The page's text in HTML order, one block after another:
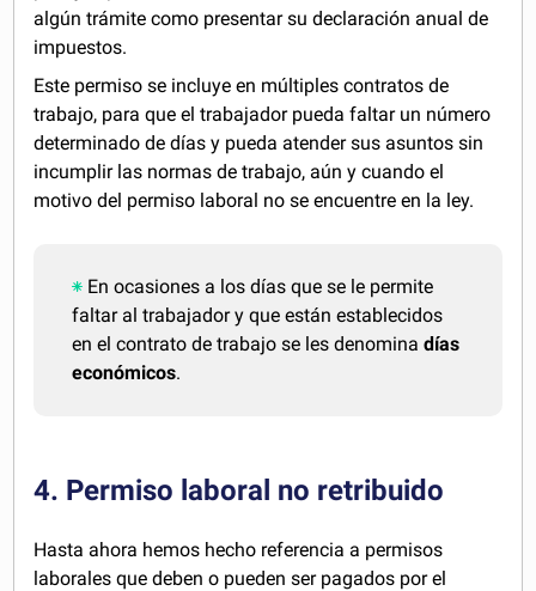
algún trámite como presentar su declaración anual de
impuestos.
Este permiso se incluye en múltiples contratos de
trabajo, para que el trabajador pueda faltar un número
determinado de días y pueda atender sus asuntos sin
incumplir las normas de trabajo, aún y cuando el
motivo del permiso laboral no se encuentre en la ley.
En ocasiones a los días que se le permite
faltar al trabajador y que están establecidos
en el contrato de trabajo se les denominadías
económicos.
4. Permiso laboral no retribuido
Hasta ahora hemos hecho referencia a permisos
laborales que deben o pueden ser pagados por el